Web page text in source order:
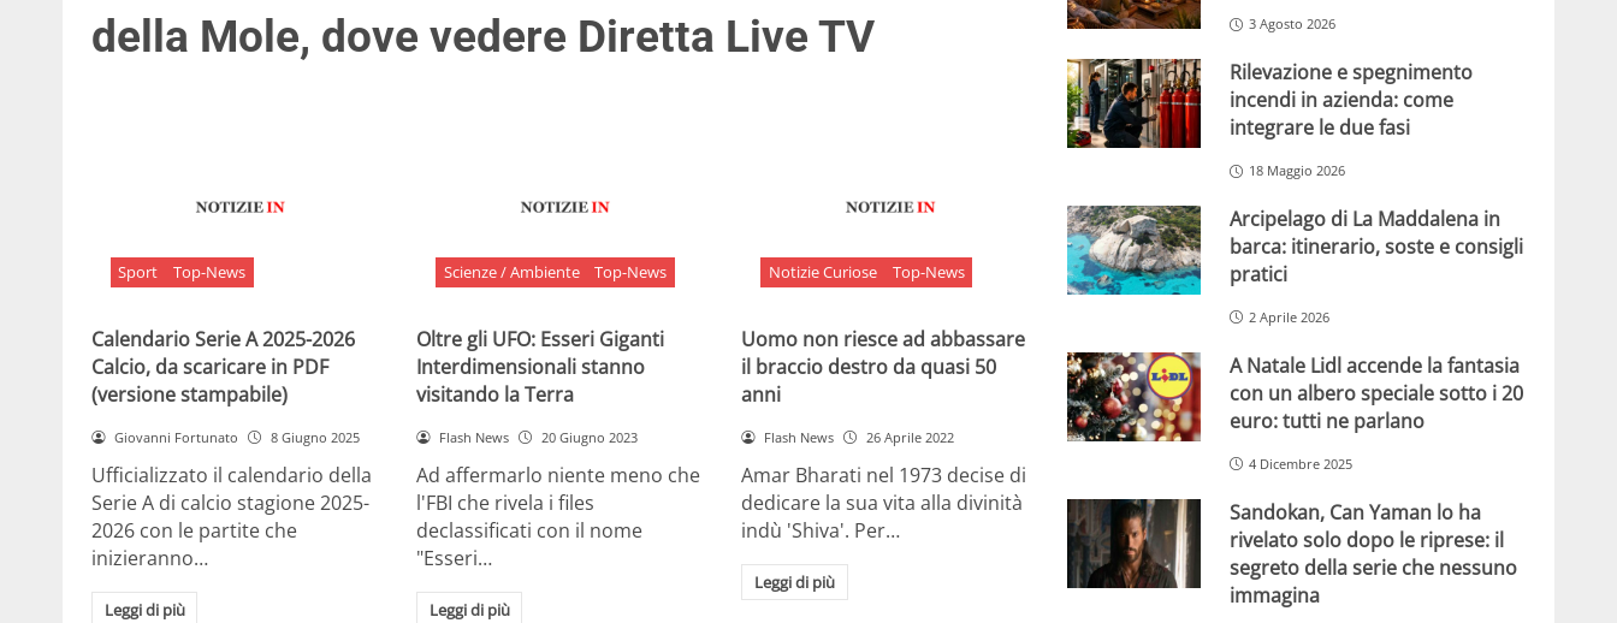
della Mole, dove vedere Diretta Live TV
Sport Top-News
Calendario Serie A 2025-2026
Calcio, da scaricare in PDF
(versione stampabile)
Giovanni Fortunato 8 Giugno 2025
Ufficializzato il calendario della
Serie A di calcio stagione 2025-
2026 con le partite che
inizieranno…
Leggi di più
Scienze / Ambiente Top-News
Oltre gli UFO: Esseri Giganti
Interdimensionali stanno
visitando la Terra
Flash News 20 Giugno 2023
Ad affermarlo niente meno che
l'FBI che rivela i files
declassificati con il nome
"Esseri…
Leggi di più
Notizie Curiose Top-News
Uomo non riesce ad abbassare
il braccio destro da quasi 50
anni
Flash News 26 Aprile 2022
Amar Bharati nel 1973 decise di
dedicare la sua vita alla divinità
indù 'Shiva'. Per…
Leggi di più
3 Agosto 2026
Rilevazione e spegnimento
incendi in azienda: come
integrare le due fasi
18 Maggio 2026
Arcipelago di La Maddalena in
barca: itinerario, soste e consigli
pratici
2 Aprile 2026
A Natale Lidl accende la fantasia
con un albero speciale sotto i 20
euro: tutti ne parlano
4 Dicembre 2025
Sandokan, Can Yaman lo ha
rivelato solo dopo le riprese: il
segreto della serie che nessuno
immagina